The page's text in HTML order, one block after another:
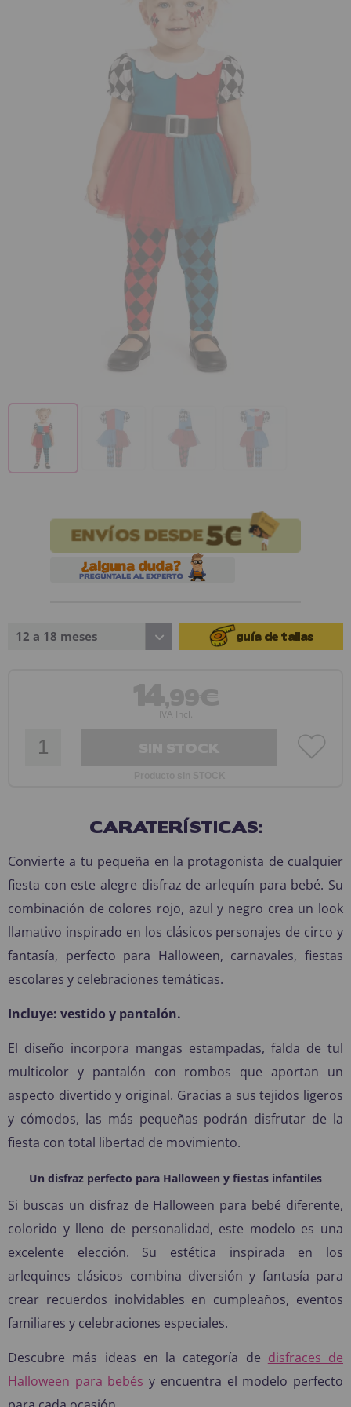
¡Adelante! Te estabamos esperando.
CREAR CUENTA
12 a 18 meses guía de tallas
14,99€
IVA Incl.
CARATERÍSTICAS:
Convierte a tu pequeña en la protagonista de cualquier
fiesta con este alegre disfraz de arlequín para bebé. Su
combinación de colores rojo, azul y negro crea un look
llamativo inspirado en los clásicos personajes de circo y
fantasía, perfecto para Halloween, carnavales, fiestas
escolares y celebraciones temáticas.
Incluye: vestido y pantalón.
El diseño incorpora mangas estampadas, falda de tul
multicolor y pantalón con rombos que aportan un
aspecto divertido y original. Gracias a sus tejidos ligeros
y cómodos, las más pequeñas podrán disfrutar de la
fiesta con total libertad de movimiento.
Un disfraz perfecto para Halloween y fiestas infantiles
Si buscas un disfraz de Halloween para bebé diferente,
colorido y lleno de personalidad, este modelo es una
excelente elección. Su estética inspirada en los
arlequines clásicos combina diversión y fantasía para
crear recuerdos inolvidables en cumpleaños, eventos
familiares y celebraciones especiales.
Descubre más ideas en la categoría de disfraces de
Halloween para bebés y encuentra el modelo perfecto